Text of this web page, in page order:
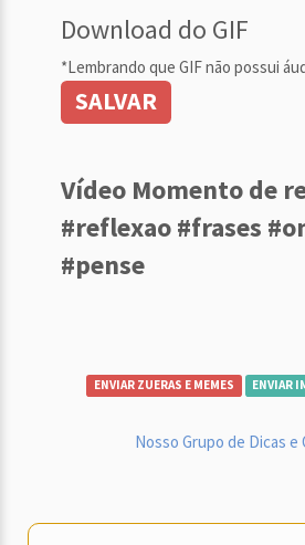
Download do GIF
*Lembrando que GIF não possui
SALVAR
Vídeo Momento de
#reflexao #frases
#pense
ENVIAR ZUERAS E MEMES ENVIAR
Nosso Grupo de Dicas